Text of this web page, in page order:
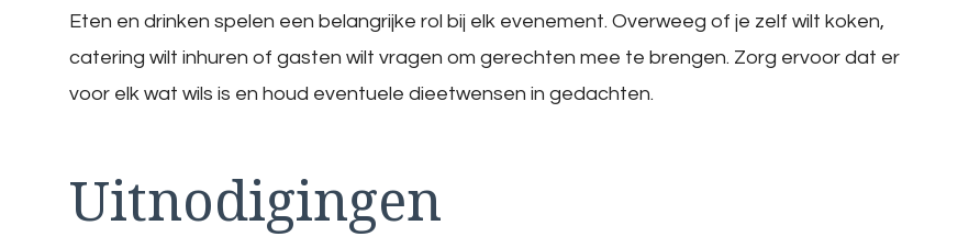
Eten en drinken spelen een belangrijke rol bij elk evenement. Overweeg of je zelf wilt koken,
catering wilt inhuren of gasten wilt vragen om gerechten mee te brengen. Zorg ervoor dat er
voor elk wat wils is en houd eventuele dieetwensen in gedachten.
Uitnodigingen